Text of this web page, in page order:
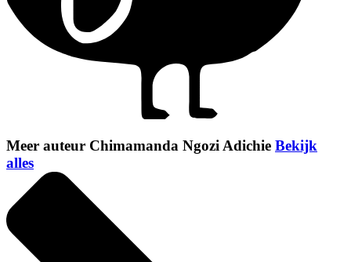
Meer auteur Chimamanda Ngozi Adichie Bekijk
alles